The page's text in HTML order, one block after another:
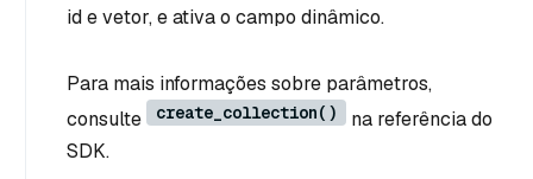
id e vetor, e ativa o campo dinâmico.
Para mais informações sobre parâmetros,
consulte
create_collection()
na referência do
SDK.